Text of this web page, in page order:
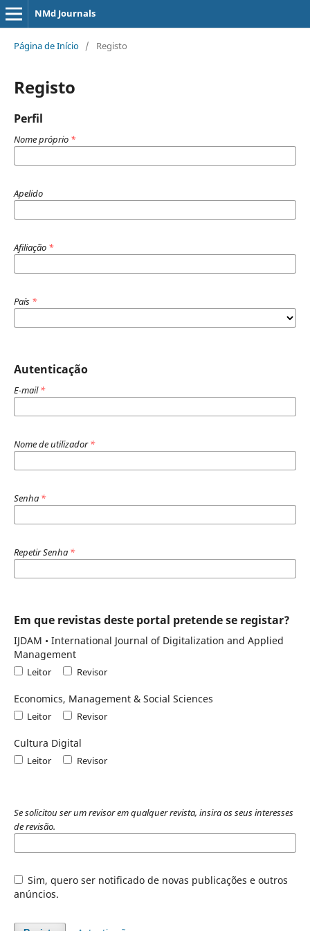
NMd Journals
Página de Início / Registo
Registo
Perfil
Nome próprio *
Apelido
Afiliação *
País *
Autenticação
E-mail*
Nome de utilizador*
Senha *
Repetir Senha *
Em que revistas deste portal pretende se registar?
IJDAM • International Journal of Digitalization and Applied
Management
Leitor Revisor
Economics, Management & Social Sciences
Leitor Revisor
Cultura Digital
Leitor Revisor
Se solicitou ser um revisor em qualquer revista, insira os seus interesses
de revisão.
Sim, quero ser notificado de novas publicações e outros
anúncios.